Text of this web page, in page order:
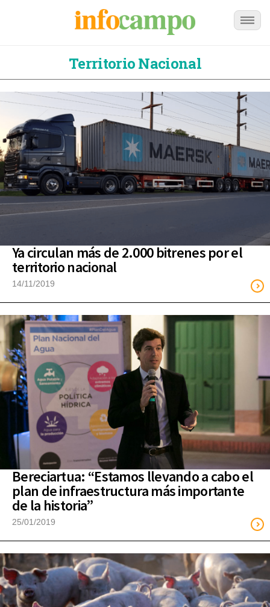
Territorio Nacional
Ya circulan más de 2.000 bitrenes por el
territorio nacional
14/11/2019
Bereciartua: “Estamos llevando a cabo el
plan de infraestructura más importante
de la historia”
25/01/2019